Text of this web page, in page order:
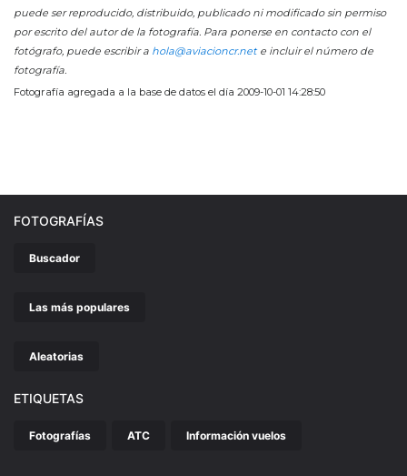
puede ser reproducido, distribuido, publicado ni modificado sin permiso
por escrito del autor de la fotografía. Para ponerse en contacto con el
fotógrafo, puede escribir a hola@aviacioncr.nete incluir el número de
fotografía.
Fotografía agregada a la base de datos el día 2009-10-01 14:28:50
FOTOGRAFÍAS
Buscador
Las más populares
Aleatorias
ETIQUETAS
Fotografías ATC Información vuelos